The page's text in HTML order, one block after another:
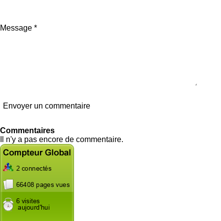
Message *
Envoyer un commentaire
Commentaires
Il n'y a pas encore de commentaire.